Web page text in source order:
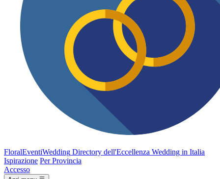
FloralEventiWedding Directory dell'Eccellenza Wedding in Italia
Ispirazione Per Provincia
Accesso